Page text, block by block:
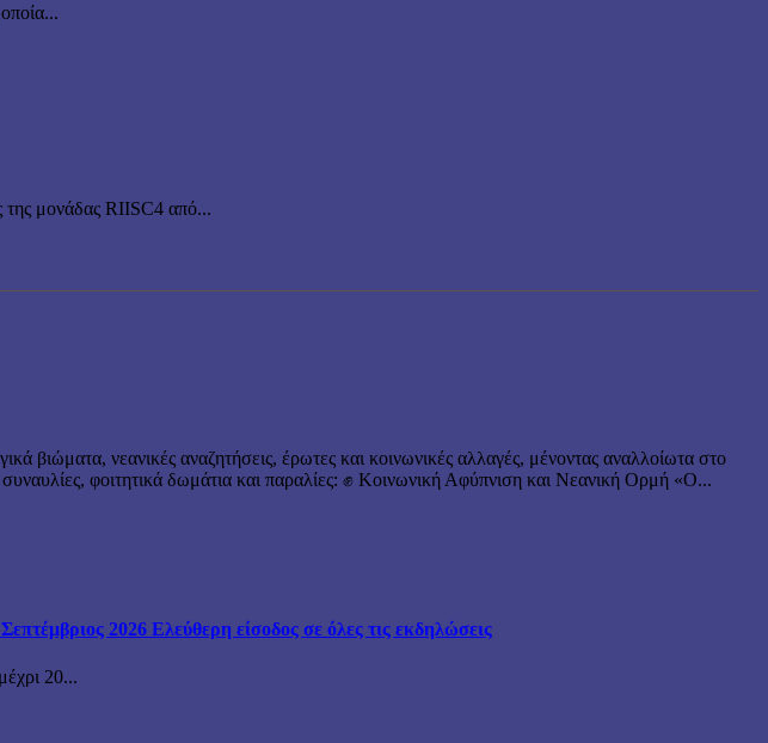
μονάδας RIISC4 από...
βιώματα, νεανικές αναζητήσεις, έρωτες και κοινωνικές αλλαγές, μένοντας αναλλοίωτα στο
φοιτητικά δωμάτια και παραλίες: ✊ Κοινωνική Αφύπνιση και Νεανική Ορμή «Ο...
2026 Ελεύθερη είσοδος σε όλες τις εκδηλώσεις
20...